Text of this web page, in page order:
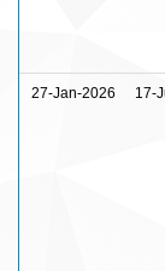
27-Jan-2026 17-